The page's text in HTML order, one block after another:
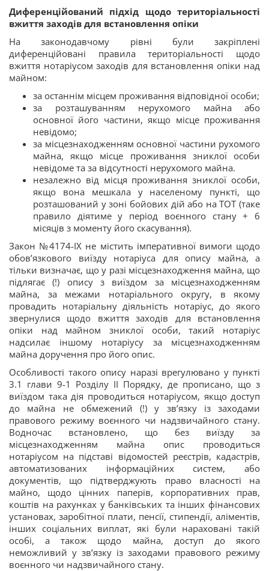
Диференційований підхід щодо територіальності
вжиття заходів для встановлення опіки
На законодавчому рівні були закріплені
диференційовані правила територіальності щодо
вжиття нотаріусом заходів для встановлення опіки над
майном:
за останнім місцем проживання відповідної особи;
за розташуванням нерухомого майна або
основної його частини, якщо місце проживання
невідомо;
за місцезнаходженням основної частини рухомого
майна, якщо місце проживання зниклої особи
невідоме та за відсутності нерухомого майна.
незалежно від місця проживання зниклої особи,
якщо вона мешкала у населеному пункті, що
розташований у зоні бойових дій або на ТОТ (таке
правило діятиме у період воєнного стану + 6
місяців з моменту його скасування).
Закон №4174-IX не містить імперативної вимоги щодо
обов’язкового виїзду нотаріуса для опису майна, а
тільки визначає, що у разі місцезнаходження майна, що
підлягає (!) опису з виїздом за місцезнаходженням
майна, за межами нотаріального округу, в якому
провадить нотаріальну діяльність нотаріус, до якого
звернулися щодо вжиття заходів для встановлення
опіки над майном зниклої особи, такий нотаріус
надсилає іншому нотаріусу за місцезнаходженням
майна доручення про його опис.
Особливості такого опису наразі врегулювано у пункті
3.1 глави 9-1 Розділу ІІ Порядку, де прописано, що з
виїздом така дія проводиться нотаріусом, якщо доступ
до майна не обмежений (!) у зв’язку із заходами
правового режиму воєнного чи надзвичайного стану.
Водночас встановлено, що без виїзду за
місцезнаходженням майна опис проводиться
нотаріусом на підставі відомостей реєстрів, кадастрів,
автоматизованих інформаційних систем, або
документів, що підтверджують право власності на
майно, щодо цінних паперів, корпоративних прав,
коштів на рахунках у банківських та інших фінансових
установах, заробітної плати, пенсії, стипендії, аліментів,
інших соціальних виплат, які були нараховані такій
особі, а також щодо майна, доступ до якого
неможливий у зв’язку із заходами правового режиму
воєнного чи надзвичайного стану.